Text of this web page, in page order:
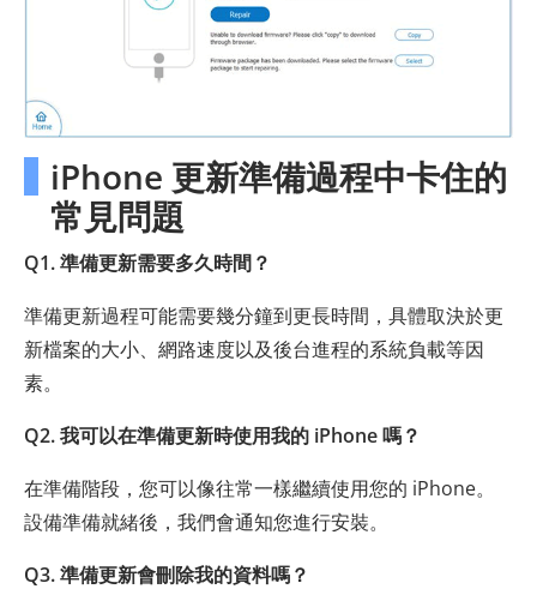
iPhone 更新準備過程中卡住的
常見問題
Q1. 準備更新需要多久時間？
準備更新過程可能需要幾分鐘到更長時間，具體取決於更
新檔案的大小、網路速度以及後台進程的系統負載等因
素。
Q2. 我可以在準備更新時使用我的 iPhone 嗎？
在準備階段，您可以像往常一樣繼續使用您的 iPhone。
設備準備就緒後，我們會通知您進行安裝。
Q3. 準備更新會刪除我的資料嗎？